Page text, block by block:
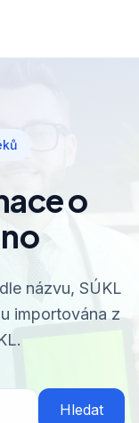
o
názvu, SÚKL
importována z
Hledat